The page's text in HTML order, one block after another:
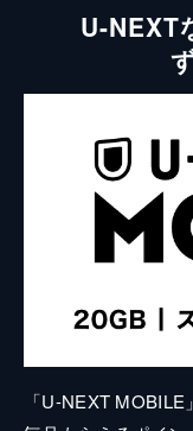
U-NEXT
「U-NEXT